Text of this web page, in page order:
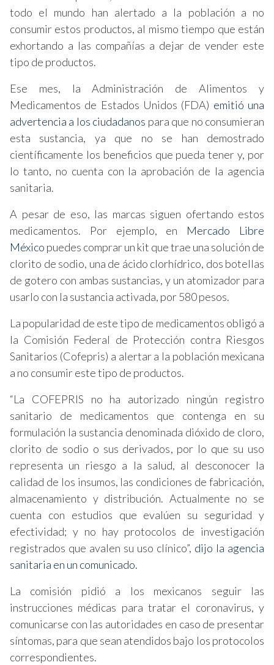
todo el mundo han alertado a la población a no
consumir estos productos, al mismo tiempo que están
exhortando a las compañías a dejar de vender este
tipo de productos.
Ese mes, la Administración de Alimentos y
Medicamentos de Estados Unidos (FDA) emitió una
advertencia a los ciudadanos para que no consumieran
esta sustancia, ya que no se han demostrado
científicamente los beneficios que pueda tener y, por
lo tanto, no cuenta con la aprobación de la agencia
sanitaria.
A pesar de eso, las marcas siguen ofertando estos
medicamentos. Por ejemplo, en Mercado Libre
México puedes comprar un kit que trae una solución de
clorito de sodio, una de ácido clorhídrico, dos botellas
de gotero con ambas sustancias, y un atomizador para
usarlo con la sustancia activada, por 580 pesos.
La popularidad de este tipo de medicamentos obligó a
la Comisión Federal de Protección contra Riesgos
Sanitarios (Cofepris) a alertar a la población mexicana
a no consumir este tipo de productos.
“La COFEPRIS no ha autorizado ningún registro
sanitario de medicamentos que contenga en su
formulación la sustancia denominada dióxido de cloro,
clorito de sodio o sus derivados, por lo que su uso
representa un riesgo a la salud, al desconocer la
calidad de los insumos, las condiciones de fabricación,
almacenamiento y distribución. Actualmente no se
cuenta con estudios que evalúen su seguridad y
efectividad; y no hay protocolos de investigación
registrados que avalen su uso clínico”, dijo la agencia
sanitaria en un comunicado.
La comisión pidió a los mexicanos seguir las
instrucciones médicas para tratar el coronavirus, y
comunicarse con las autoridades en caso de presentar
síntomas, para que sean atendidos bajo los protocolos
correspondientes.